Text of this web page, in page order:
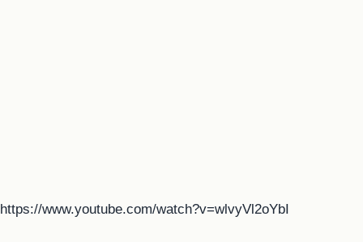
https://www.youtube.com/watch?v=wlvyVl2oYbI